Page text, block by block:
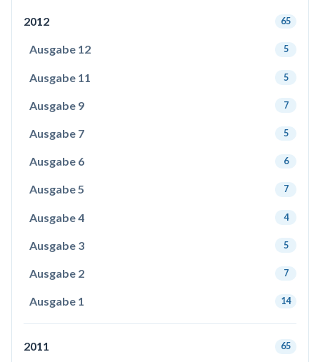
2012 65
Ausgabe 12 5
Ausgabe 11 5
Ausgabe 9 7
Ausgabe 7 5
Ausgabe 6 6
Ausgabe 5 7
Ausgabe 4 4
Ausgabe 3 5
Ausgabe 2 7
Ausgabe 1 14
2011 65